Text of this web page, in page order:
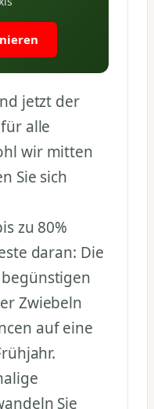
jetzt der
alle
wir mitten
Sie sich
zu 80%
daran: Die
Zwiebeln
auf eine
Sie